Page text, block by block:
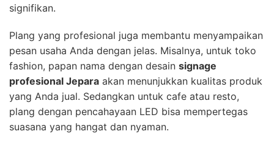
signifikan.
Plang yang profesional juga membantu menyampaikan
pesan usaha Anda dengan jelas. Misalnya, untuk toko
fashion, papan nama dengan desain signage
profesional Jepara akan menunjukkan kualitas produk
yang Anda jual. Sedangkan untuk cafe atau resto,
plang dengan pencahayaan LED bisa mempertegas
suasana yang hangat dan nyaman.